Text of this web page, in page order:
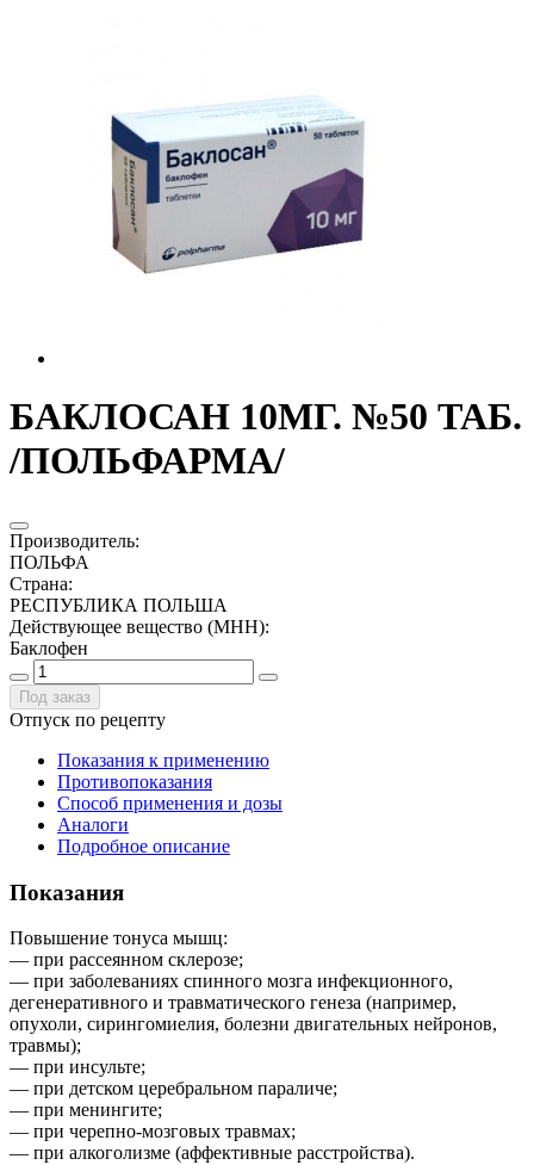
БАКЛОСАН 10МГ. №50 ТАБ.
/ПОЛЬФАРМА/
Производитель:
ПОЛЬФА
Страна:
РЕСПУБЛИКА ПОЛЬША
Действующее вещество (МНН):
Баклофен
Под заказ
Отпуск по рецепту
Показания к применению
Противопоказания
Способ применения и дозы
Аналоги
Подробное описание
Показания
Повышение тонуса мышц:
— при рассеянном склерозе;
— при заболеваниях спинного мозга инфекционного,
дегенеративного и травматического генеза (например,
опухоли, сирингомиелия, болезни двигательных нейронов,
травмы);
— при инсульте;
— при детском церебральном параличе;
— при менингите;
— при черепно-мозговых травмах;
— при алкоголизме (аффективные расстройства).